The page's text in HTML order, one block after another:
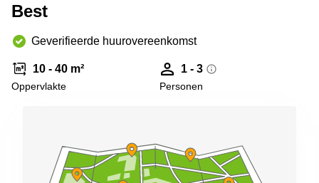
Coworking
Hilversum
Coworking
space
Zwolle
Kantoor
Best
Geverifieerde huurovereenkomst
10 - 40 m²
Oppervlakte
1 - 3
Personen